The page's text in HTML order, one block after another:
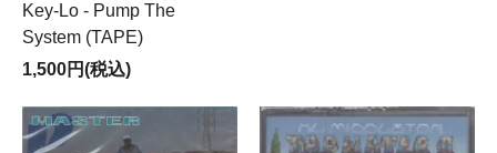
Key-Lo - Pump The
System (TAPE)
1,500円(税込)